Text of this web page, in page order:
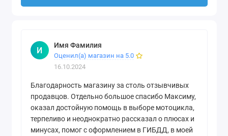
И Имя Фамилия
Оценил(а) магазин на 5.0
16.10.2024
Благодарность магазину за столь отзывчивых
продавцов. Отдельно большое спасибо Максиму,
оказал достойную помощь в выборе мотоцикла,
терпеливо и неоднократно рассказал о плюсах и
минусах, помог с оформлением в ГИБДД, в моей